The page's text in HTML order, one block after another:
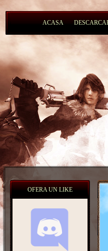
ACASA
OFERA UN LIKE